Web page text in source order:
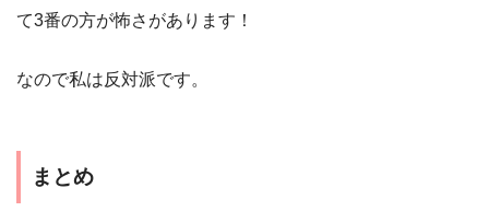
て3番の方が怖さがあります！
なので私は反対派です。
まとめ